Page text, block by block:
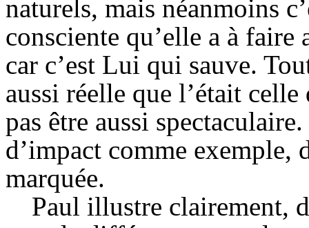
naturels, mais néanmoins
consciente qu’elle a à
car c’est Lui qui sauve.
aussi réelle que l’était
pas être aussi
d’impact comme exemple,
marquée.
Paul illustre clairement,